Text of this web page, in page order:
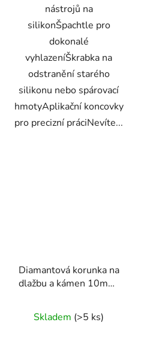
nástrojů na
silikonŠpachtle pro
dokonalé
vyhlazeníŠkrabka na
odstranění starého
silikonu nebo spárovací
hmotyAplikační koncovky
pro precizní práciNevíte...
Diamantová korunka na
dlažbu a kámen 10mm,
Skladem (>5 ks)